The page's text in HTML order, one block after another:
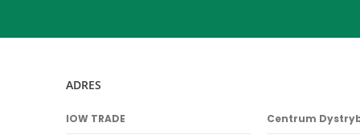
ADRES
IOW TRADE Centrum